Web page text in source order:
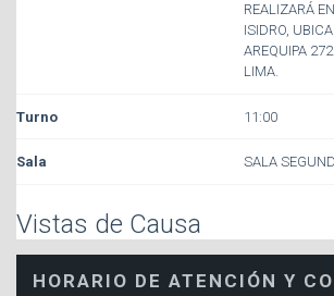
REALIZARÁ
ISIDRO,
AREQUIPA
LIMA.
11:00
SALA
Vistas de Causa
HORARIO DE ATENCIÓN Y